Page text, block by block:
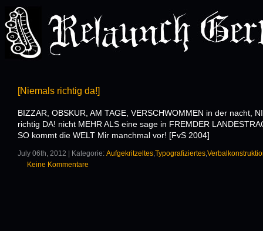
[Niemals richtig da!]
BIZZAR, OBSKUR, AM TAGE, VERSCHWOMMEN in der nacht,
richtig DA! nicht MEHR ALS eine sage in FREMDER
SO kommt die WELT Mir manchmal vor! [FvS 2004]
July 06th, 2012 | Kategorie: Aufgekritzeltes,Typografiziertes,
Keine Kommentare